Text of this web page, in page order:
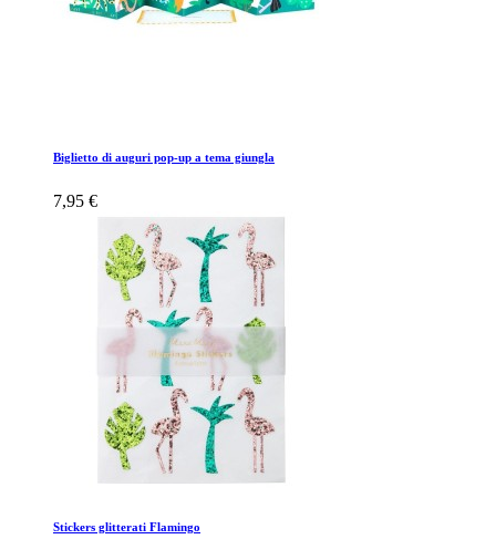
Biglietto di auguri pop-up a tema giungla
7,95 €
Stickers glitterati Flamingo